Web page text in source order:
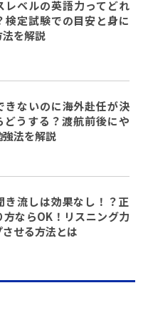
レベルの英語力ってどれ
検定試験での目安と身に
を解説
きないのに海外赴任が決
どうする？渡航前後にや
法を解説
き流しは効果なし！？正
方ならOK！リスニング力
せる方法とは